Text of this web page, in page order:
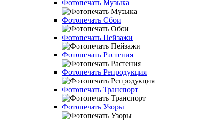
Фотопечать Музыка
Фотопечать Обои
Фотопечать Пейзажи
Фотопечать Растения
Фотопечать Репродукция
Фотопечать Транспорт
Фотопечать Узоры